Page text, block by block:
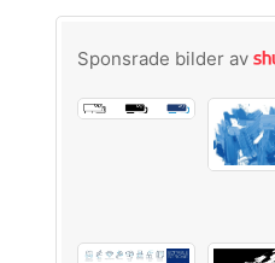
Sponsrade bilder av